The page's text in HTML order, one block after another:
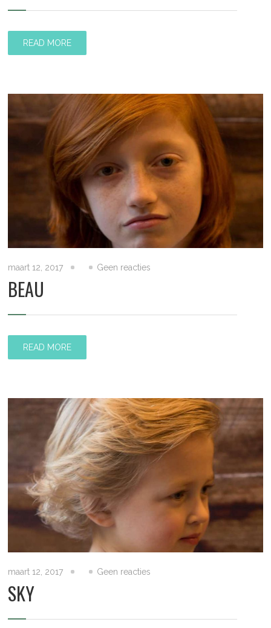
READ MORE
maart 12, 2017 Geen reacties
BEAU
READ MORE
maart 12, 2017 Geen reacties
SKY